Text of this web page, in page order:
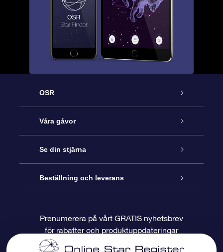
OSR
Kundtjänst
Kontakta oss
Blogg
Recensioner
Våra gåvor
Online-Stjärngåva
OSR Gåvopaket
OSR Presentkort
Se din stjärna
Stjärnregiste
Personlig Stjärnsida
Beställning och leverans
Betalningsinformation
Prenumerera på vårt GRATIS nyhetsbrev
för rabatter och produktuppdateringar